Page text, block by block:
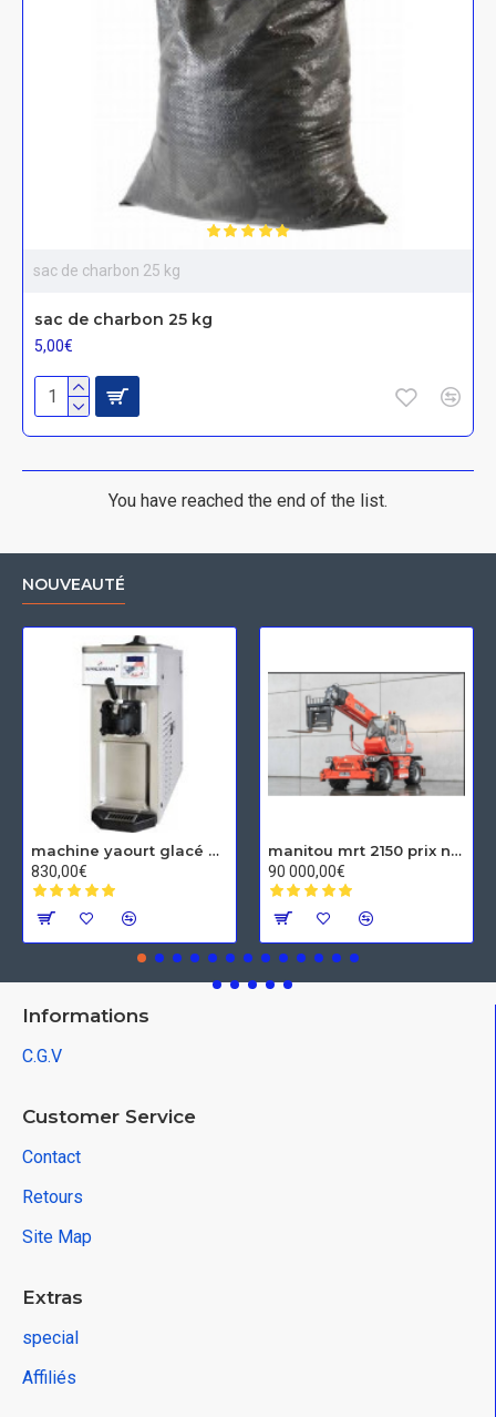
sac de charbon 25 kg
sac de charbon 25 kg
5,00€
You have reached the end of the list.
NOUVEAUTÉ
machine yaourt glacé Spaceman
830,00€
manitou mrt 2150 prix neuf
90 000,00€
Informations
C.G.V
Customer Service
Contact
Retours
Site Map
Extras
special
Affiliés